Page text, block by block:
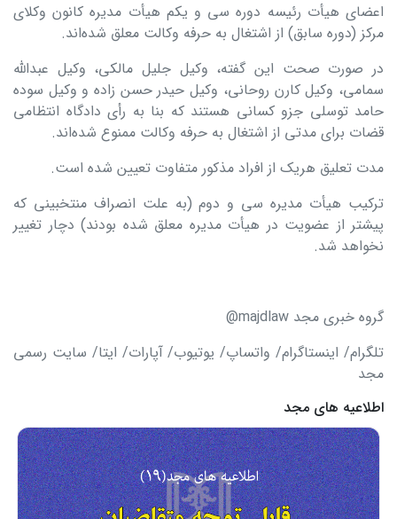
اعضای هیأت رئیسه دوره سی و یکم هیأت مدیره کانون وکلای
مرکز (دوره سابق) از اشتغال به حرفه وکالت معلق شده‌اند.
در صورت صحت این گفته، وکیل جلیل مالکی، وکیل عبدالله
سمامی، وکیل کارن روحانی، وکیل حیدر حسن زاده و وکیل سوده
حامد توسلی جزو کسانی هستند که بنا به رأی دادگاه انتظامی
قضات برای مدتی از اشتغال به حرفه وکالت ممنوع شده‌اند.
مدت تعلیق هریک از افراد مذکور متفاوت تعیین شده است.
ترکیب هیأت مدیره سی و دوم (به علت انصراف منتخبینی که
پیشتر از عضویت در هیأت مدیره معلق شده بودند) دچار تغییر
نخواهد شد.
گروه خبری مجد majdlaw@
تلگرام/ اینستاگرام/ واتساپ/ یوتیوب/ آپارات/ ایتا/ سایت رسمی
مجد
اطلاعیه های مجد